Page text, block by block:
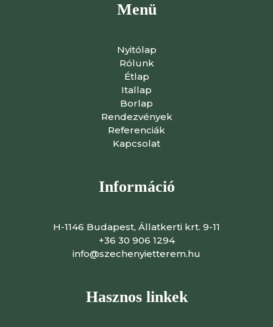
Menü
Nyitólap
Rólunk
Étlap
Itallap
Borlap
Rendezvények
Referenciák
Kapcsolat
Információ
H-1146 Budapest, Állatkerti krt. 9-11
+36 30 906 1294
info@szechenyietterem.hu
Hasznos linkek